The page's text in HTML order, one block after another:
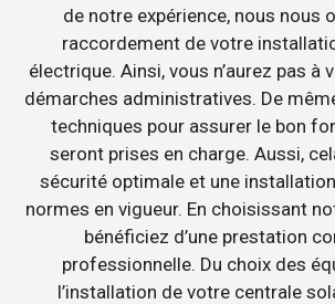
de notre expérience, nous nous
raccordement de votre
électrique. Ainsi, vous n’aurez pas à
démarches administratives. De
techniques pour assurer le bon
seront prises en charge. Aussi,
sécurité optimale et une
normes en vigueur. En choisissant
bénéficiez d’une prestation
professionnelle. Du choix des
l’installation de votre centrale